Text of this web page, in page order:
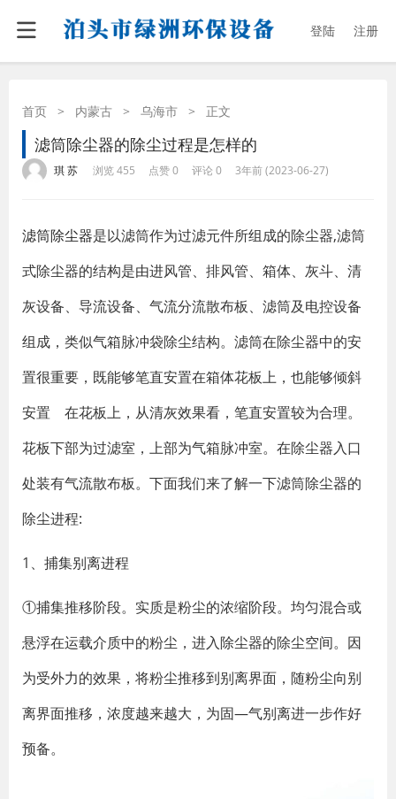
登陆 注册
首页 > 内蒙古 > 乌海市 > 正文
滤筒除尘器的除尘过程是怎样的
琪 苏 浏览 455 点赞 0 评论 0 3年前 (2023-06-27)
滤筒除尘器是以滤筒作为过滤元件所组成的除尘器,滤筒
式除尘器的结构是由进风管、排风管、箱体、灰斗、清
灰设备、导流设备、气流分流散布板、滤筒及电控设备
组成，类似气箱脉冲袋除尘结构。滤筒在除尘器中的安
置很重要，既能够笔直安置在箱体花板上，也能够倾斜
安置 在花板上，从清灰效果看，笔直安置较为合理。
花板下部为过滤室，上部为气箱脉冲室。在除尘器入口
处装有气流散布板。下面我们来了解一下滤筒除尘器的
除尘进程:
1、捕集别离进程
①捕集推移阶段。实质是粉尘的浓缩阶段。均匀混合或
悬浮在运载介质中的粉尘，进入除尘器的除尘空间。因
为受外力的效果，将粉尘推移到别离界面，随粉尘向别
离界面推移，浓度越来越大，为固—气别离进一步作好
预备。